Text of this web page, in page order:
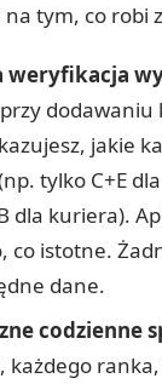
na tym, co robi
weryfikacja
dodawaniu
jakie
tylko C+E
dla kuriera).
co istotne.
dane.
codzienne
każdego